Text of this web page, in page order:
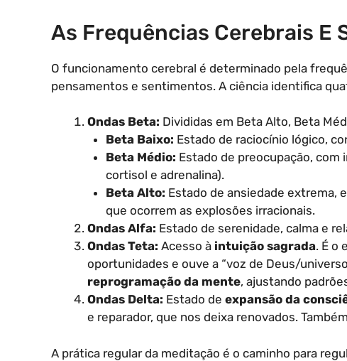
As Frequências Cerebrais E
O funcionamento cerebral é determinado pela
pensamentos e sentimentos. A ciência identifica
Ondas Beta: Divididas em Beta Alto, Beta
Beta Baixo: Estado de raciocínio lógico,
Beta Médio: Estado de preocupação,
cortisol e adrenalina).
Beta Alto: Estado de ansiedade extrema,
que ocorrem as explosões irracionais.
Ondas Alfa: Estado de serenidade, calma e
Ondas Teta: Acesso à intuição sagrada. É o
oportunidades e ouve a “voz de Deus/
reprogramação da mente, ajustando
Ondas Delta: Estado de expansão da
e reparador, que nos deixa renovados.
A prática regular da meditação é o caminho para